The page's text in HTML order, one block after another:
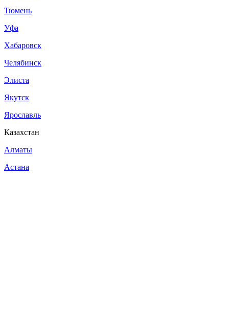
Тюмень
Уфа
Хабаровск
Челябинск
Элиста
Якутск
Ярославль
Казахстан
Алматы
Астана